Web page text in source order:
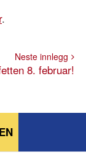
.
Neste innlegg
8. februar!